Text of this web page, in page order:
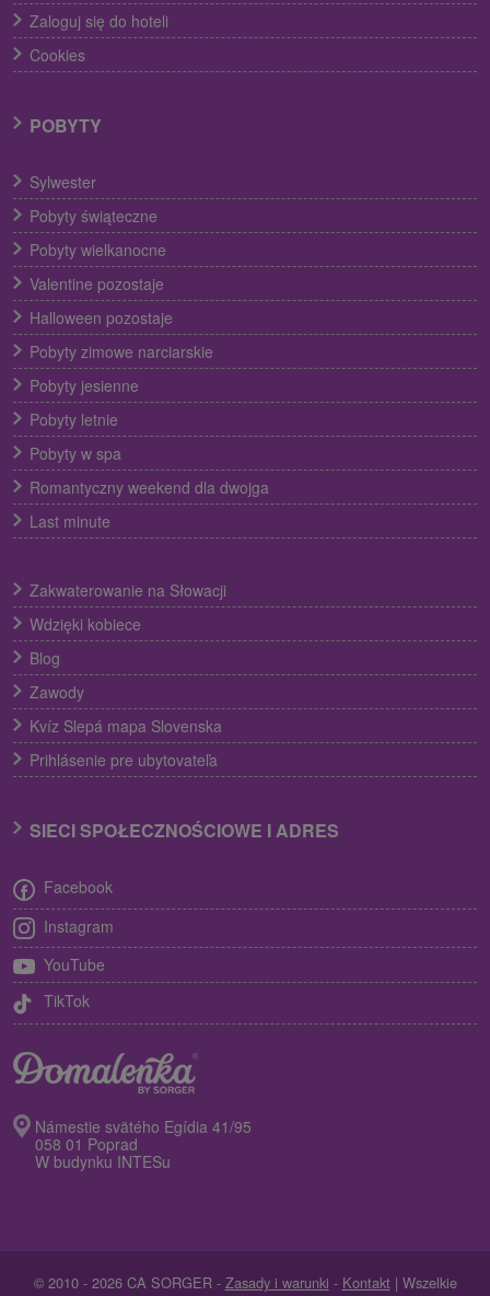
Zaloguj się do hoteli
Cookies
POBYTY
Sylwester
Pobyty świąteczne
Pobyty wielkanocne
Valentine pozostaje
Halloween pozostaje
Pobyty zimowe narciarskie
Pobyty jesienne
Pobyty letnie
Pobyty w spa
Romantyczny weekend dla dwojga
Last minute
Zakwaterowanie na Słowacji
Wdzięki kobiece
Blog
Zawody
Kvíz Slepá mapa Slovenska
Prihlásenie pre ubytovateľa
SIECI SPOŁECZNOŚCIOWE I ADRES
Facebook
Instagram
YouTube
TikTok
Námestie svätého Egídia 41/95
058 01 Poprad
W budynku INTESu
© 2010 - 2026 CA SORGER - Zasady i warunki - Kontakt | Wszelkie